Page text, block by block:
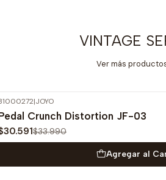
VINTAGE
Ver más
OFF
|JOYO
Crunch Distortion JF-03
$33.990
Agregar al